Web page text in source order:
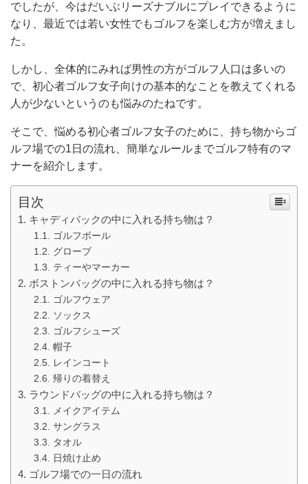
でしたが、今はだいぶリーズナブルにプレイできるように
なり、最近では若い女性でもゴルフを楽しむ方が増えまし
た。
しかし、全体的にみれば男性の方がゴルフ人口は多いの
で、初心者ゴルフ女子向けの基本的なことを教えてくれる
人が少ないというのも悩みのたねです。
そこで、悩める初心者ゴルフ女子のために、持ち物からゴ
ルフ場での1日の流れ、簡単なルールまでゴルフ特有のマ
ナーを紹介します。
目次
キャディバックの中に入れる持ち物は？
ゴルフボール
グローブ
ティーやマーカー
ボストンバッグの中に入れる持ち物は？
ゴルフウェア
ソックス
ゴルフシューズ
帽子
レインコート
帰りの着替え
ラウンドバッグの中に入れる持ち物は？
メイクアイテム
サングラス
タオル
日焼け止め
ゴルフ場での一日の流れ